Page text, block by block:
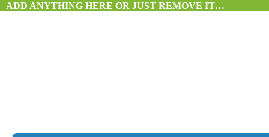
ADD ANYTHING HERE OR JUST REMOVE IT…